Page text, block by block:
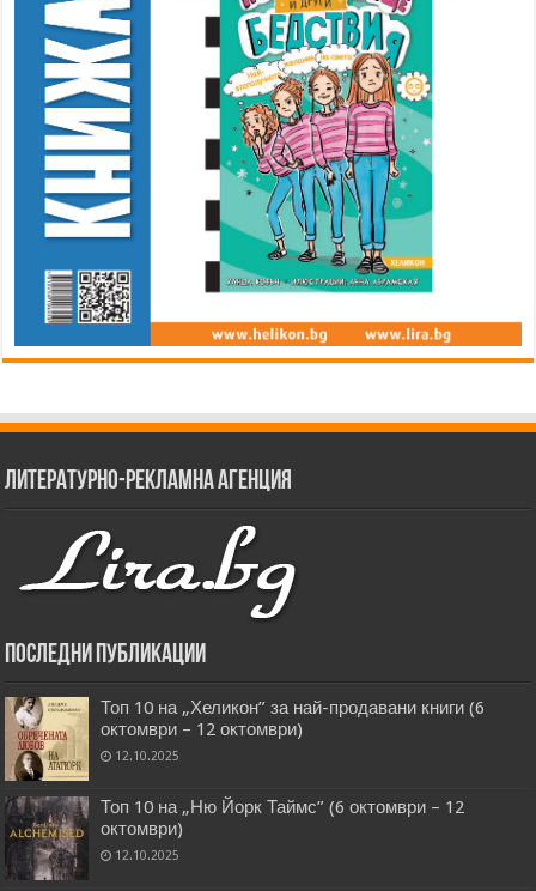
Литературно-рекламна агенция
Последни публикации
Топ 10 на „Хеликон” за най-продавани книги (6
октомври – 12 октомври)
12.10.2025
Топ 10 на „Ню Йорк Таймс” (6 октомври – 12
октомври)
12.10.2025